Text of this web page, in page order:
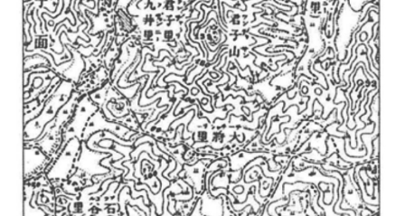
ーにウソのデータを入力したのは明白だ」
『Money1』
韓国･李在明さっそく不動産対策で浅薄な発
言。
『Money1』
韓国は「中国と同じく」投資に不適格な国
だ。
『Money1』
『韓国銀行』が「金の保有量を増やしま
す」⇒「金を経由するドル入手」手段ではないのか？
『Money1』
韓国･外為取引量「1日当たり1,214.4億ド
ル」まで拡大 ⇒ 海外資金の動きに強く左右される状態